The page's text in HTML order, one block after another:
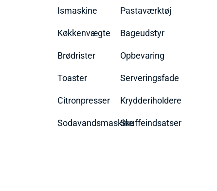
Ismaskine
Køkkenvægte
Brødrister
Toaster
Citronpresser
Sodavandsmaskine
Pastaværktøj
Bageudstyr
Opbevaring
Serveringsfade
Krydderiholdere
Skuffeindsatser